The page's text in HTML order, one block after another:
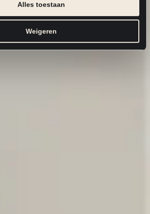
Alles toestaan
Weigeren